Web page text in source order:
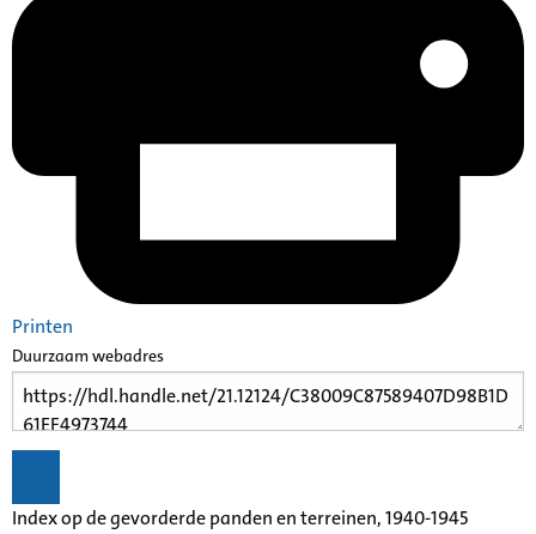
Printen
Duurzaam webadres
Index op de gevorderde panden en terreinen, 1940-1945